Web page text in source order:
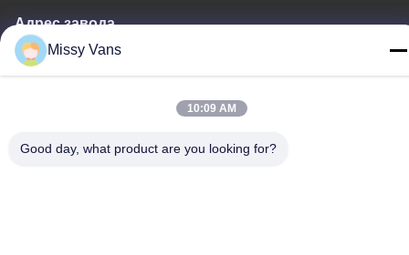
Адрес завода
No 1010, Южная Qiaohe Rd, Qiaotou, Fuyong, Bao'an District,
Шэньчжэнь, КНР
Missy Vans
10:09 AM
Good day, what product are you looking for?